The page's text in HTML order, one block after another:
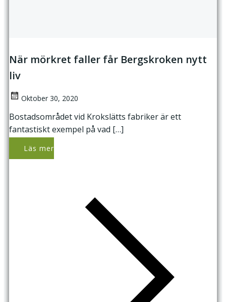
När mörkret faller får Bergskroken nytt
liv
Oktober 30, 2020
Bostadsområdet vid Krokslätts fabriker är ett
fantastiskt exempel på vad […]
Läs mer